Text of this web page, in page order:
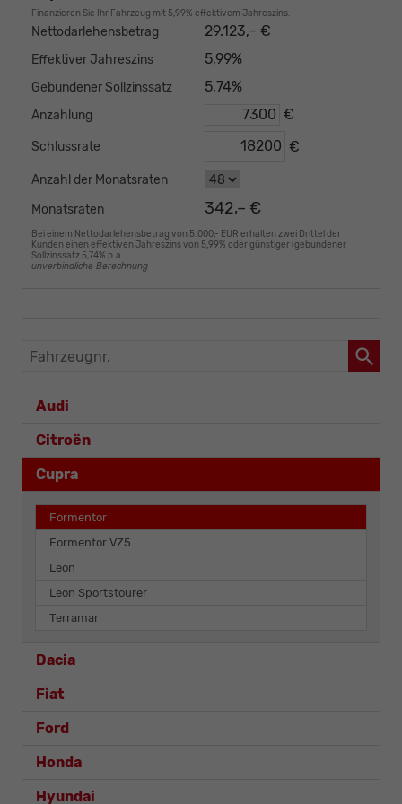
Finanzieren Sie Ihr Fahrzeug mit 5,99% effektivem Jahreszins.
Nettodarlehensbetrag 29.123,– €
Effektiver Jahreszins 5,99%
Gebundener Sollzinssatz 5,74%
Anzahlung €
Schlussrate €
Anzahl der Monatsraten
Monatsraten
342,– €
Bei einem Nettodarlehensbetrag von 5.000,- EUR erhalten zwei Drittel der
Kunden einen effektiven Jahreszins von 5,99% oder günstiger (gebundener
Sollzinssatz 5,74% p.a.
unverbindliche Berechnung
Fahrzeugnr.
Audi
Citroën
Cupra
Formentor
Formentor VZ5
Leon
Leon Sportstourer
Terramar
Dacia
Fiat
Ford
Honda
Hyundai